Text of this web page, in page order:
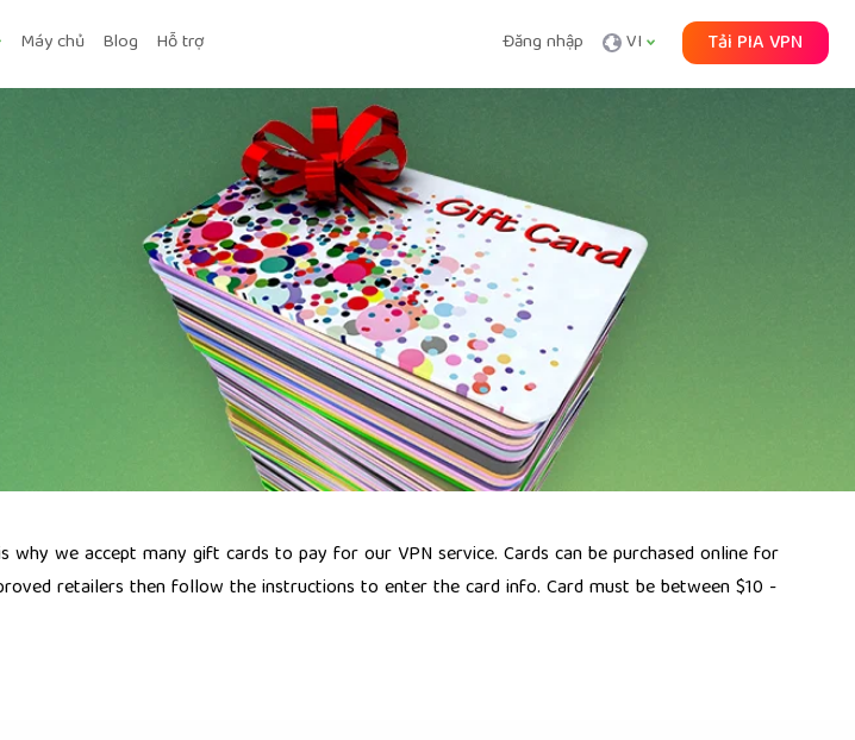
Máy chủ Blog Hỗ trợ Đăng nhập VI Tải PIA VPN
we accept many gift cards to pay for our VPN service. Cards can be purchased online for
retailers then follow the instructions to enter the card info. Card must be between $10 -